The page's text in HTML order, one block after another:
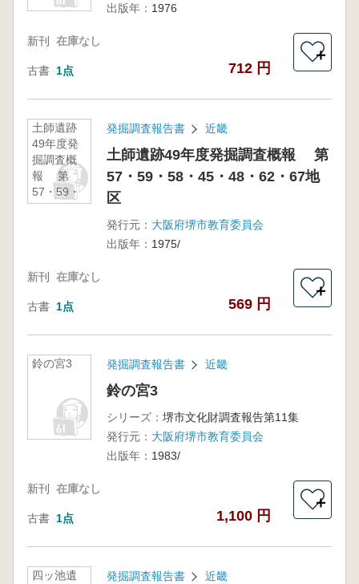
出版年： 1976
新刊 在庫なし
古書 1点 712 円
＋
土師遺跡
49年度発
掘調査概
報 第
57・59・
58・45・
発掘調査報告書 近畿
土師遺跡49年度発掘調査概報 第
57・59・58・45・48・62・67地
区
発行元： 大阪府堺市教育委員会
出版年： 1975/
新刊 在庫なし
古書 1点 569 円
＋
鈴の宮3 発掘調査報告書 近畿
鈴の宮3
シリーズ： 堺市文化財調査報告第11集
発行元： 大阪府堺市教育委員会
出版年： 1983/
新刊 在庫なし
古書 1点 1,100 円
＋
四ッ池遺
発掘調査報告書 近畿